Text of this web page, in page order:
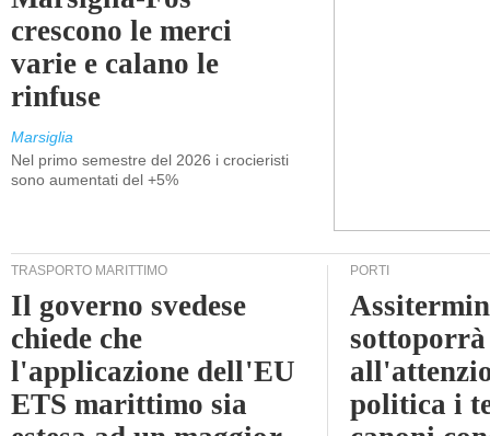
crescono le merci
varie e calano le
rinfuse
Marsiglia
Nel primo semestre del 2026 i crocieristi
sono aumentati del +5%
TRASPORTO MARITTIMO
Il governo svedese
chiede che
l'applicazione dell'EU
ETS marittimo sia
PORTI
sottoporrà
politica i